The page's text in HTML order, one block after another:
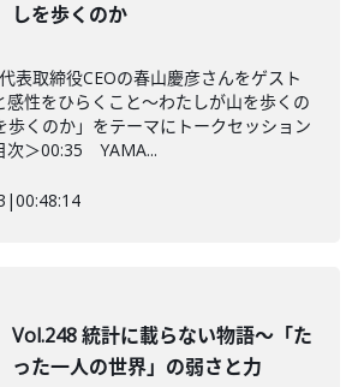
しを歩くのか
表取締役CEOの春山慶彦さんをゲスト
感性をひらくこと〜わたしが山を歩くの
歩くのか」をテーマにトークセッション
次＞00:35 YAMA...
|00:48:14
Vol.248 統計に載らない物語〜「た
った一人の世界」の弱さと力